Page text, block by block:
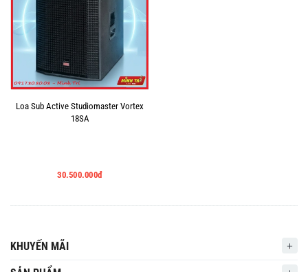
Loa Sub Active Studiomaster Vortex
18SA
30.500.000đ
KHUYẾN MÃI